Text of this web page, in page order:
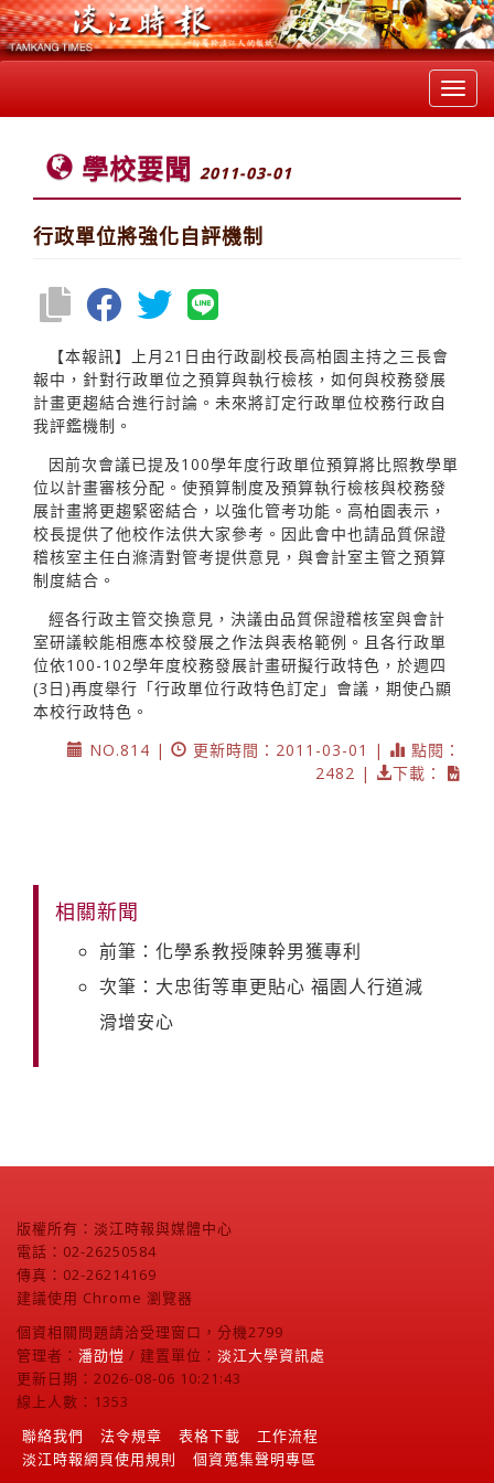
學校要聞 2011-03-01
行政單位將強化自評機制
【本報訊】上月21日由行政副校長高柏園主持之三長會
報中，針對行政單位之預算與執行檢核，如何與校務發展
計畫更趨結合進行討論。未來將訂定行政單位校務行政自
我評鑑機制。
因前次會議已提及100學年度行政單位預算將比照教學單
位以計畫審核分配。使預算制度及預算執行檢核與校務發
展計畫將更趨緊密結合，以強化管考功能。高柏園表示，
校長提供了他校作法供大家參考。因此會中也請品質保證
稽核室主任白滌清對管考提供意見，與會計室主管之預算
制度結合。
經各行政主管交換意見，決議由品質保證稽核室與會計
室研議較能相應本校發展之作法與表格範例。且各行政單
位依100-102學年度校務發展計畫研擬行政特色，於週四
(3日)再度舉行「行政單位行政特色訂定」會議，期使凸顯
本校行政特色。
NO.814 |
更新時間：2011-03-01 |
點閱：
2482 |
下載：
相關新聞
前筆：化學系教授陳幹男獲專利
次筆：大忠街等車更貼心 福園人行道減
滑增安心
版權所有：淡江時報與媒體中心
電話：02-26250584
傳真：02-26214169
建議使用 Chrome 瀏覽器
個資相關問題請洽受理窗口，分機2799
管理者： 潘劭愷 / 建置單位： 淡江大學資訊處
更新日期：2026-08-06 10:21:43
線上人數：1353
聯絡我們
法令規章 表格下載
工作流程
淡江時報網頁使用規則
個資蒐集聲明專區